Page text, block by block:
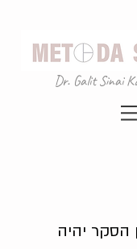
Dr. Galit Sinai
הסקר יהיה